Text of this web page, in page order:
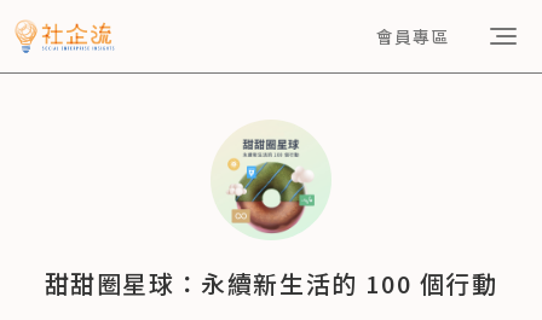
會員專區
甜甜圈星球：永續新生活的 100 個行動